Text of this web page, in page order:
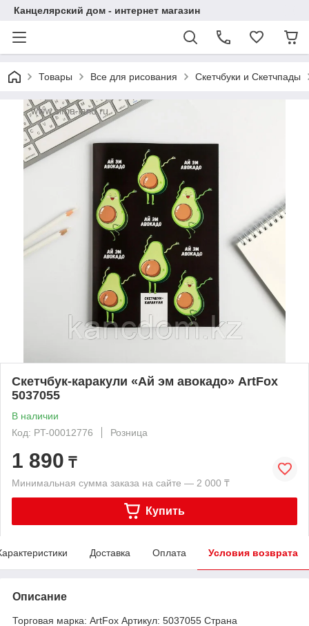
Канцелярский дом - интернет магазин
Товары Все для рисования Скетчбуки и Скетчпады
Скетчбук-каракули «Ай эм авокадо» ArtFox
5037055
В наличии
Код: PT-00012776
Розница
1 890 ₸
Минимальная сумма заказа на сайте — 2 000 ₸
Купить
Доставка Оплата Условия возврата
Описание
Торговая марка: ArtFox Артикул: 5037055 Страна